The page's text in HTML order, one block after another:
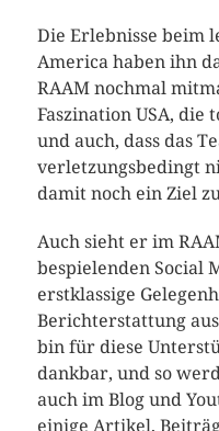
Die Erlebnisse beim
America haben ihn
RAAM nochmal
Faszination USA, die
und auch, dass das
verletzungsbedingt
damit noch ein Ziel
Auch sieht er im
bespielenden Social
erstklassige
Berichterstattung
bin für diese
dankbar, und so
auch im Blog und
einige Artikel,